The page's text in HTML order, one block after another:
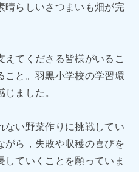
晴らしいさつまいも畑が完
てくださる皆様がいるこ
こと。羽黒小学校の学習環
ました。
い野菜作りに挑戦してい
がら，失敗や収穫の喜びを
していくことを願っていま